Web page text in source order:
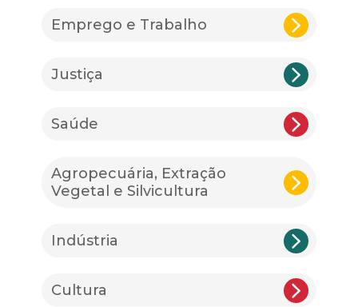
Emprego e Trabalho
Justiça
Saúde
Agropecuária, Extração
Vegetal e Silvicultura
Indústria
Cultura